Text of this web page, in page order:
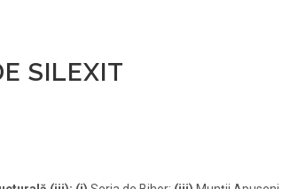
SILEXIT